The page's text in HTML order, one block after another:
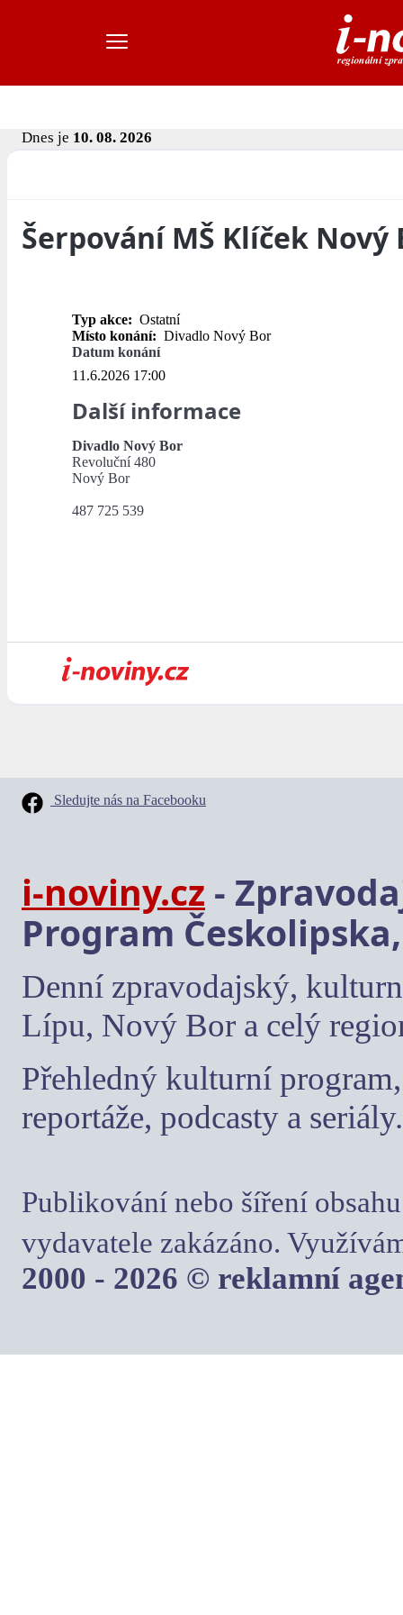
Dnes je 10. 08. 2026
Šerpování MŠ Klíček Nový
Typ akce: Ostatní
Místo konání: Divadlo Nový Bor
Datum konání
11.6.2026 17:00
Další informace
Divadlo Nový Bor
Revoluční 480
Nový Bor
487 725 539
Sledujte nás na Facebooku
i-noviny.cz -
Program
Denní zpravodajský,
Lípu, Nový Bor a celý
Přehledný kulturní
reportáže, podcasty a seriály.
Publikování nebo šíření
vydavatele zakázáno.
2000 - 2026 © reklamní